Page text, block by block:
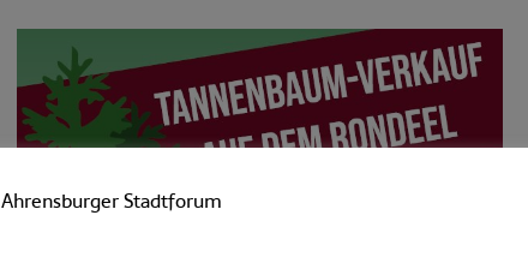
Ahrensburger Stadtforum